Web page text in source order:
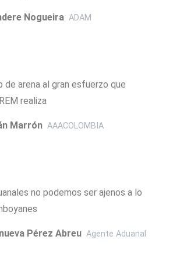
Nogueira ADAM
de arena al gran esfuerzo que
realiza
Marrón AAACOLOMBIA
no podemos ser ajenos a lo
Pérez Abreu Agente Aduanal